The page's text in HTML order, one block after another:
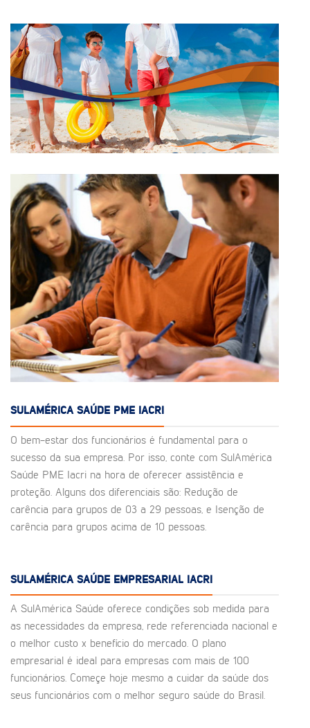
SULAMÉRICA SAÚDE PME IACRI
O bem-estar dos funcionários é fundamental para o
sucesso da sua empresa. Por isso, conte com SulAmérica
Saúde PME Iacri na hora de oferecer assistência e
proteção. Alguns dos diferenciais são: Redução de
carência para grupos de 03 a 29 pessoas, e Isenção de
carência para grupos acima de 10 pessoas.
SULAMÉRICA SAÚDE EMPRESARIAL IACRI
A SulAmérica Saúde oferece condições sob medida para
as necessidades da empresa, rede referenciada nacional e
o melhor custo x benefício do mercado. O plano
empresarial é ideal para empresas com mais de 100
funcionários. Começe hoje mesmo a cuidar da saúde dos
seus funcionários com o melhor seguro saúde do Brasil.